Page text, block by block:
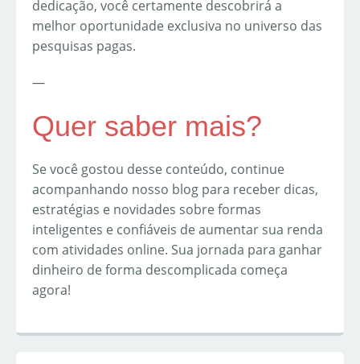
dedicação, você certamente descobrirá a
melhor oportunidade exclusiva no universo das
pesquisas pagas.
—
Quer saber mais?
Se você gostou desse conteúdo, continue
acompanhando nosso blog para receber dicas,
estratégias e novidades sobre formas
inteligentes e confiáveis de aumentar sua renda
com atividades online. Sua jornada para ganhar
dinheiro de forma descomplicada começa
agora!